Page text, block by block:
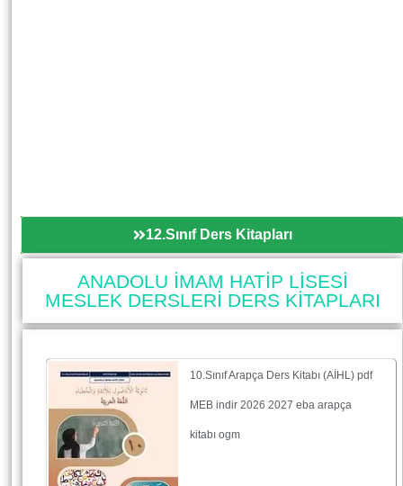
12.Sınıf Ders Kitapları
ANADOLU İMAM HATİP LİSESİ
MESLEK DERSLERİ DERS KİTAPLARI
10.Sınıf Arapça Ders Kitabı (AİHL) pdf
MEB indir 2026 2027 eba arapça
kitabı ogm